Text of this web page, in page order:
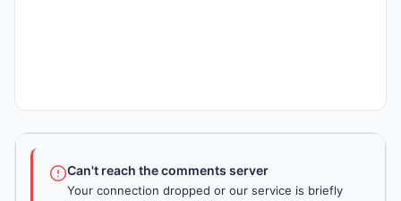
Can't reach the comments server
Your connection dropped or our service is briefly